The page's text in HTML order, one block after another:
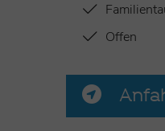
Offen